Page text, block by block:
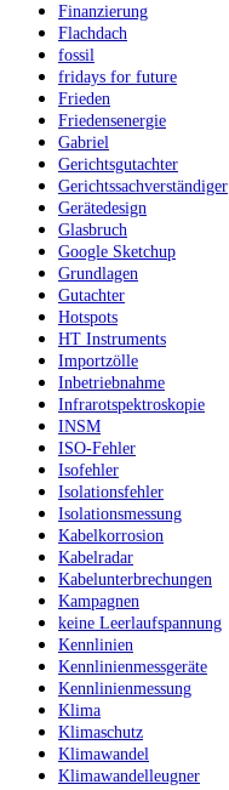
Finanzierung
Flachdach
fossil
fridays for future
Frieden
Friedensenergie
Gabriel
Gerichtsgutachter
Gerichtssachverständiger
Gerätedesign
Glasbruch
Google Sketchup
Grundlagen
Gutachter
Hotspots
HT Instruments
Importzölle
Inbetriebnahme
Infrarotspektroskopie
INSM
ISO-Fehler
Isofehler
Isolationsfehler
Isolationsmessung
Kabelkorrosion
Kabelradar
Kabelunterbrechungen
Kampagnen
keine Leerlaufspannung
Kennlinien
Kennlinienmessgeräte
Kennlinienmessung
Klima
Klimaschutz
Klimawandel
Klimawandelleugner